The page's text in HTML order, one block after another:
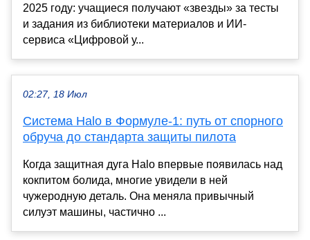
2025 году: учащиеся получают «звезды» за тесты
и задания из библиотеки материалов и ИИ-
сервиса «Цифровой у...
02:27, 18 Июл
Система Halo в Формуле-1: путь от спорного
обруча до стандарта защиты пилота
Когда защитная дуга Halo впервые появилась над
кокпитом болида, многие увидели в ней
чужеродную деталь. Она меняла привычный
силуэт машины, частично ...